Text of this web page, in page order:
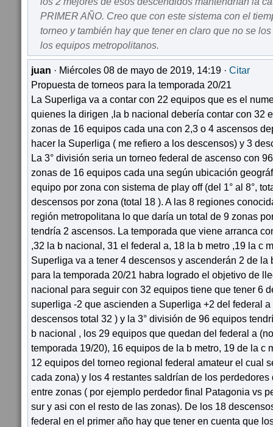
PRIMER AÑO. Creo que con este sistema con el
torneo y también hay que tener en claro que no se
los equipos metropolitanos.
juan · Miércoles 08 de mayo de 2019, 14:19 · Citar
Propuesta de torneos para la temporada 20/21
La Superliga va a contar con 22 equipos que es el
quienes la dirigen ,la b nacional debería contar con 32
zonas de 16 equipos cada una con 2,3 o 4 ascensos
hacer la Superliga ( me refiero a los descensos) y 3
La 3° división seria un torneo federal de ascenso con
zonas de 16 equipos cada una según ubicación
equipo por zona con sistema de play off (del 1° al 8°,
descensos por zona (total 18 ). A las 8 regiones
región metropolitana lo que daría un total de 9 zonas
tendría 2 ascensos. La temporada que viene arranca
,32 la b nacional, 31 el federal a, 18 la b metro ,19 la c
Superliga va a tener 4 descensos y ascenderán 2 de la
para la temporada 20/21 habra logrado el objetivo de
nacional para seguir con 32 equipos tiene que tener 6
superliga -2 que ascienden a Superliga +2 del federal a
descensos total 32 ) y la 3° división de 96 equipos
b nacional , los 29 equipos que quedan del federal a
temporada 19/20), 16 equipos de la b metro, 19 de la c
12 equipos del torneo regional federal amateur el cual
cada zona) y los 4 restantes saldrían de los
entre zonas ( por ejemplo perdedor final Patagonia vs
sur y asi con el resto de las zonas). De los 18
federal en el primer año hay que tener en cuenta que